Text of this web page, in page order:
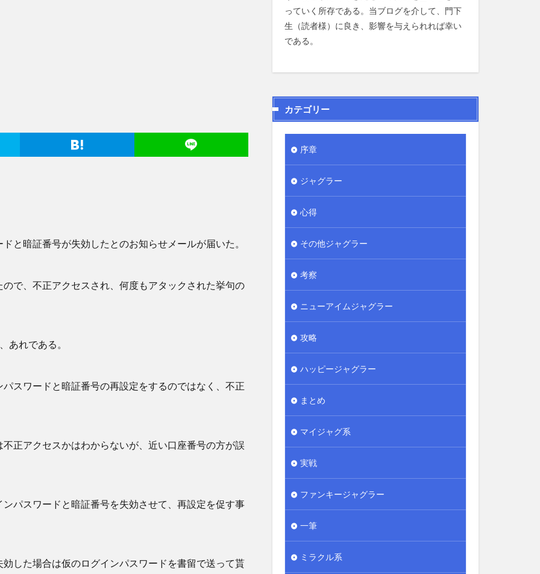
と暗証番号が失効したとのお知らせメールが届いた。
で、不正アクセスされ、何度もアタックされた挙句の
あれである。
スワードと暗証番号の再設定をするのではなく、不正
正アクセスかはわからないが、近い口座番号の方が誤
パスワードと暗証番号を失効させて、再設定を促す事
した場合は仮のログインパスワードを書留で送って貰
っていく所存である。当ブログを介して、門下
生（読者様）に良き、影響を与えられれば幸い
である。
カテゴリー
序章
ジャグラー
心得
その他ジャグラー
考察
ニューアイムジャグラー
攻略
ハッピージャグラー
まとめ
マイジャグ系
実戦
ファンキージャグラー
一筆
ミラクル系